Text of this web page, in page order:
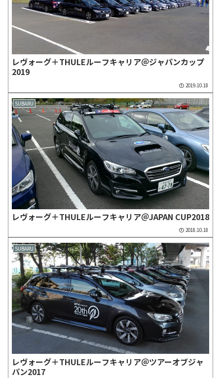
レヴォーグ＋THULEルーフキャリア＠ジャパンカップ
2019
2019.10.18
SUBARU
レヴォーグ＋THULEルーフキャリア＠JAPAN CUP2018
2018.10.18
SUBARU
レヴォーグ＋THULEルーフキャリア＠ツアーオブジャ
パン2017